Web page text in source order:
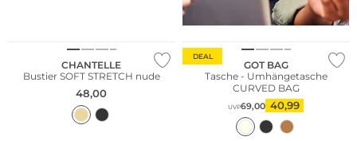
CHANTELLE
Bustier SOFT STRETCH nude
48,00
DEAL
GOT BAG
Tasche - Umhängetasche
CURVED BAG
UVP69,00 40,99